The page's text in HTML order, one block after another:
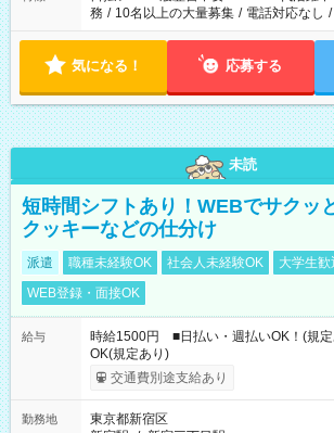
務 / 10名以上の大量募集 / 電話対応なし /
気になる！ 応募する
未読
短時間シフトあり！WEBでサクッ
クッキーなどの仕分け
派遣 職種未経験OK 社会人未経験OK 大学生歓
WEB登録・面接OK
給与
時給1500円 ■日払い・週払いOK！(規
OK(規定あり)
交通費別途支給あり
勤務地
東京都新宿区